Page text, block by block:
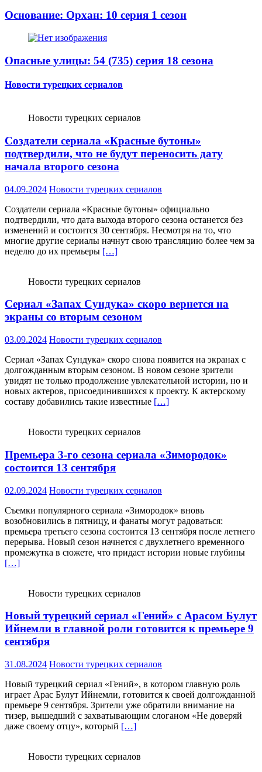
Основание: Орхан: 10 серия 1 сезон
Опасные улицы: 54 (735) серия 18 сезона
Новости турецких сериалов
Новости турецких сериалов
Создатели сериала «Красные бутоны»
подтвердили, что не будут переносить дату
начала второго сезона
04.09.2024 Новости турецких сериалов
Создатели сериала «Красные бутоны» официально
подтвердили, что дата выхода второго сезона останется без
изменений и состоится 30 сентября. Несмотря на то, что
многие другие сериалы начнут свою трансляцию более чем за
неделю до их премьеры […]
Новости турецких сериалов
Сериал «Запах Сундука» скоро вернется на
экраны со вторым сезоном
03.09.2024 Новости турецких сериалов
Сериал «Запах Сундука» скоро снова появится на экранах с
долгожданным вторым сезоном. В новом сезоне зрители
увидят не только продолжение увлекательной истории, но и
новых актеров, присоединившихся к проекту. К актерскому
составу добавились такие известные […]
Новости турецких сериалов
Премьера 3-го сезона сериала «Зимородок»
состоится 13 сентября
02.09.2024 Новости турецких сериалов
Съемки популярного сериала «Зимородок» вновь
возобновились в пятницу, и фанаты могут радоваться:
премьера третьего сезона состоится 13 сентября после летнего
перерыва. Новый сезон начнется с двухлетнего временного
промежутка в сюжете, что придаст истории новые глубины
[…]
Новости турецких сериалов
Новый турецкий сериал «Гений» с Арасом Булут
Ийнемли в главной роли готовится к премьере 9
сентября
31.08.2024 Новости турецких сериалов
Новый турецкий сериал «Гений», в котором главную роль
играет Арас Булут Ийнемли, готовится к своей долгожданной
премьере 9 сентября. Зрители уже обратили внимание на
тизер, вышедший с захватывающим слоганом «Не доверяй
даже своему отцу», который […]
Новости турецких сериалов